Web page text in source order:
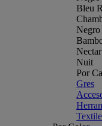
Bleu
Nectar
Nuit
Por
Gres